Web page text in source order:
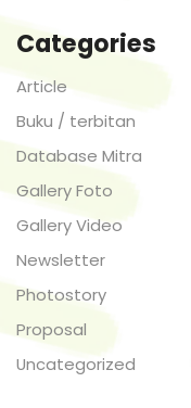
Categories
Article
Buku / terbitan
Database Mitra
Gallery Foto
Gallery Video
Newsletter
Photostory
Proposal
Uncategorized